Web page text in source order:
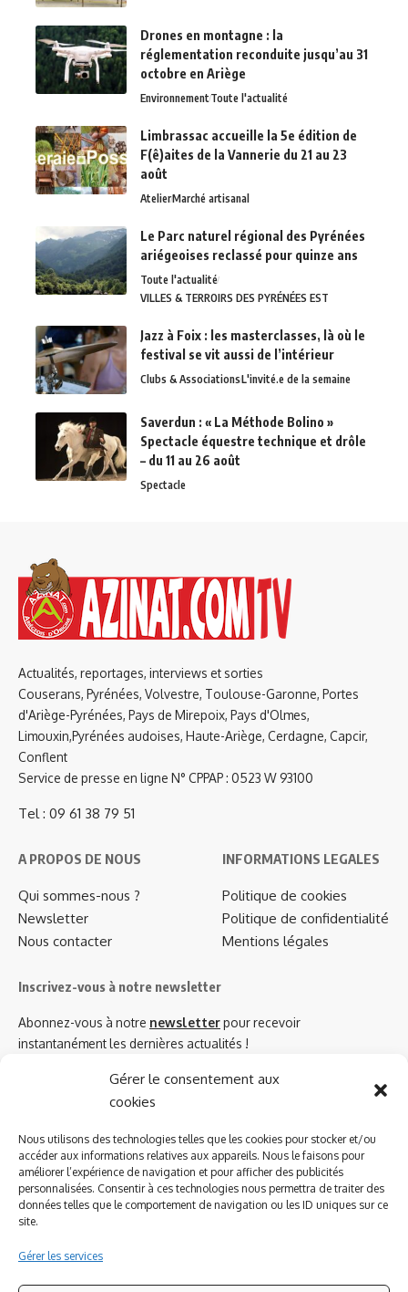
Gérer le consentement aux
cookies
Nous utilisons des technologies telles que les cookies pour stocker et/ou
accéder aux informations relatives aux appareils. Nous le faisons pour
améliorer l’expérience de navigation et pour afficher des publicités
personnalisées. Consentir à ces technologies nous permettra de traiter des
données telles que le comportement de navigation ou les ID uniques sur ce
site.
Gérer les services
Drones en montagne : la
réglementation reconduite jusqu’au 31
octobre en Ariège
EnvironnementToute l'actualité
Limbrassac accueille la 5e édition de
F(ê)aites de la Vannerie du 21 au 23
août
AtelierMarché artisanal
Le Parc naturel régional des Pyrénées
ariégeoises reclassé pour quinze ans
Toute l'actualité
VILLES & TERROIRS DES PYRÉNÉES EST
Jazz à Foix : les masterclasses, là où le
festival se vit aussi de l’intérieur
Clubs & AssociationsL'invité.e de la semaine
Saverdun : « La Méthode Bolino »
Spectacle équestre technique et drôle
– du 11 au 26 août
Spectacle
Actualités, reportages, interviews et sorties
Couserans, Pyrénées, Volvestre, Toulouse-Garonne, Portes
d'Ariège-Pyrénées, Pays de Mirepoix, Pays d'Olmes,
Limouxin,Pyrénées audoises, Haute-Ariège, Cerdagne, Capcir,
Conflent
Service de presse en ligne N° CPPAP : 0523 W 93100
Tel : 09 61 38 79 51
A PROPOS DE NOUS
Qui sommes-nous ?
Newsletter
Nous contacter
INFORMATIONS LEGALES
Politique de cookies
Politique de confidentialité
Mentions légales
Inscrivez-vous à notre newsletter
Abonnez-vous à notre newsletterpour recevoir
instantanément les dernières actualités !
Azinat.com TV soutient